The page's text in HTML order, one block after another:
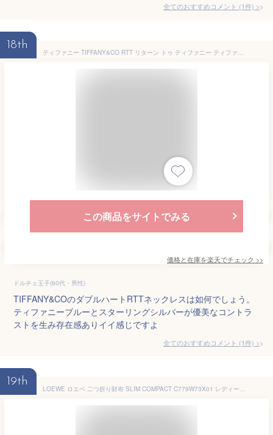
全てのおすすめコメント (1件) >
18th
ティファニー TIFFANY&CO RTT リターン トゥ ティファニー ティファニーブルー ダブル ハート タグ ペンダント 16in 27125107
この商品をサイトでみる
価格と在庫を楽天でチェック >>
ドルチェ王子(60代・男性)
TIFFANY&COのダブルハートRTTネックレスは如何でしょう。
ティファニーブルーとスターリングシルバーが優美なコントラ
ストを生み存在感ありイイ感じですよ
全てのおすすめコメント (1件) >
19th
LOEWE ロエベ 二つ折り財布 SLIM COMPACT C779W73X01 レディース レザー ミニ財布 ロゴ シェブロン柄 1100/BLACK